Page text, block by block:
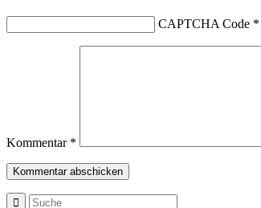
CAPTCHA Code *
Kommentar *